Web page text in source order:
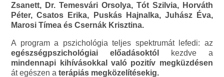
Zsanett, Dr. Temesvári Orsolya, Tót Szilvia, Horváth
Péter, Csatos Erika, Puskás Hajnalka, Juhász Éva,
Marosi Tímea és Csernák Krisztina.
A program a pszichológia teljes spektrumát lefedi: az
egészségpszichológiai előadásoktól
kezdve a
mindennapi kihívásokkal való pozitív megküzdésen
át egészen aterápiás megközelítésekig.